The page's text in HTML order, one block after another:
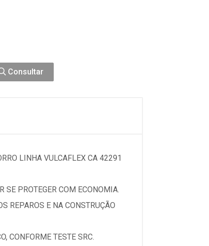
Consultar
LINHA VULCAFLEX CA 42291
SE PROTEGER COM ECONOMIA.
REPAROS E NA CONSTRUÇÃO
CONFORME TESTE SRC.